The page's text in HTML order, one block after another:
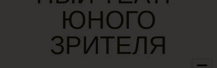
ЮНОГО
ЗРИТЕЛЯ